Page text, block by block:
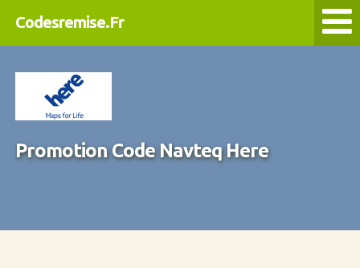
Codesremise.Fr
Promotion Code Navteq Here